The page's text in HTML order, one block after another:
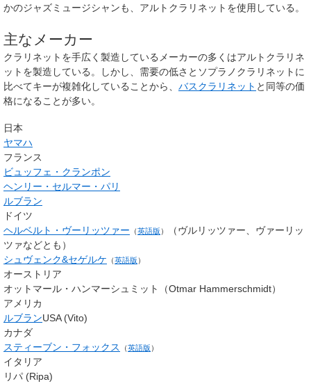
かのジャズミュージシャンも、アルトクラリネットを使用している。
主なメーカー
クラリネットを手広く製造しているメーカーの多くはアルトクラリネ
ットを製造している。しかし、需要の低さとソプラノクラリネットに
比べてキーが複雑化していることから、 バスクラリネット と同等の価
格になることが多い。
日本
ヤマハ
フランス
ビュッフェ・クランポン
ヘンリー・セルマー・パリ
ルブラン
ドイツ
ヘルベルト・ヴーリッツァー （英語版 ）
（ヴルリッツァー、ヴァーリッ
ツァなどとも）
シュヴェンク&セゲルケ （英語版 ）
オーストリア
オットマール・ハンマーシュミット（Otmar Hammerschmidt）
アメリカ
ルブランUSA (Vito)
カナダ
スティーブン・フォックス
（英語版 ）
イタリア
リパ (Ripa)